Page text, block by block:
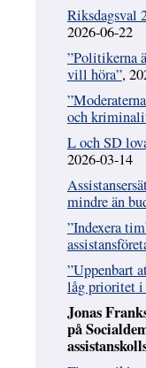
Riksdagsval
2026-06-22
”Politikerna
vill höra”,
och
L och SD
2026-03-14
mindre än
”Indexera
”Uppenbart
låg prioritet i
Jonas
på